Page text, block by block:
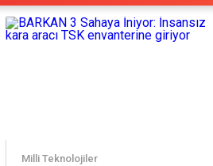
Milli Teknolojiler